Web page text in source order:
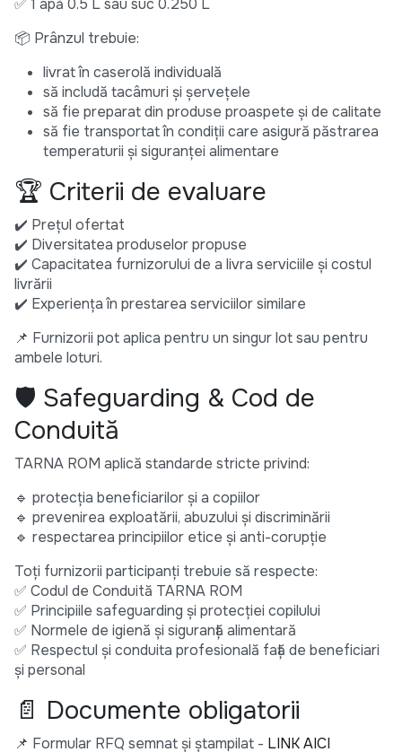
✅ 1 apă 0.5 L sau suc 0.250 L
📦 Prânzul trebuie:
livrat în caserolă individuală
să includă tacâmuri și șervețele
să fie preparat din produse proaspete și de calitate
să fie transportat în condiții care asigură păstrarea
temperaturii și siguranței alimentare
🏆 Criterii de evaluare
✔️ Prețul ofertat
✔️ Diversitatea produselor propuse
✔️ Capacitatea furnizorului de a livra serviciile și costul
livrării
✔️ Experiența în prestarea serviciilor similare
📌 Furnizorii pot aplica pentru un singur lot sau pentru
ambele loturi.
🛡️ Safeguarding & Cod de
Conduită
TARNA ROM aplică standarde stricte privind:
🔹 protecția beneficiarilor și a copiilor
🔹 prevenirea exploatării, abuzului și discriminării
🔹 respectarea principiilor etice și anti-corupție
Toți furnizorii participanți trebuie să respecte:
✅ Codul de Conduită TARNA ROM
✅ Principiile safeguarding și protecției copilului
✅ Normele de igienă și siguranță alimentară
✅ Respectul și conduita profesională față de beneficiari
și personal
📄 Documente obligatorii
📌 Formular RFQ semnat și ștampilat - LINK AICI